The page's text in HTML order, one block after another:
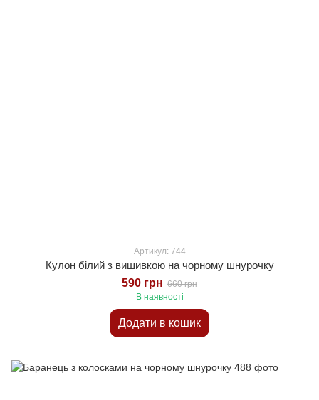
Артикул: 744
Кулон білий з вишивкою на чорному шнурочку
590 грн 660 грн
В наявності
Додати в кошик